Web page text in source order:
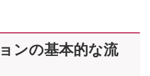
ンの基本的な流